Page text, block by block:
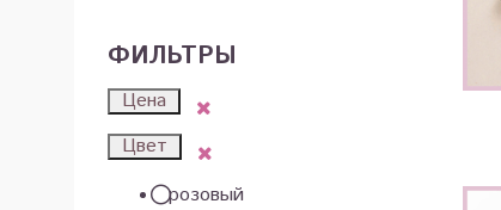
ФИЛЬТРЫ
Цена
Цвет
розовый